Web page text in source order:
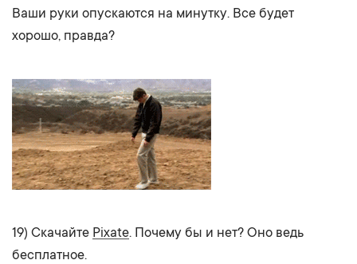
Ваши руки опускаются на минутку. Все будет
хорошо, правда?
19) Скачайте Pixate. Почему бы и нет? Оно ведь
бесплатное.